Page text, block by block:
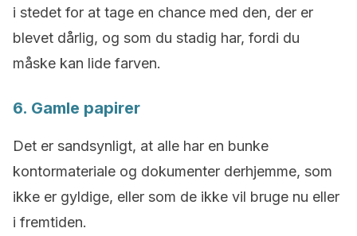
i stedet for at tage en chance med den, der er
blevet dårlig, og som du stadig har, fordi du
måske kan lide farven.
6. Gamle papirer
Det er sandsynligt, at alle har en bunke
kontormateriale og dokumenter derhjemme, som
ikke er gyldige, eller som de ikke vil bruge nu eller
i fremtiden.